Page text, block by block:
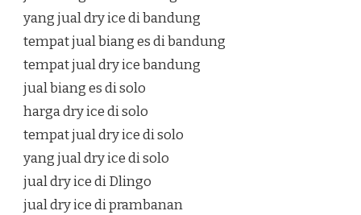
yang jual dry ice di bandung
tempat jual biang es di bandung
tempat jual dry ice bandung
jual biang es di solo
harga dry ice di solo
tempat jual dry ice di solo
yang jual dry ice di solo
jual dry ice di Dlingo
jual dry ice di prambanan